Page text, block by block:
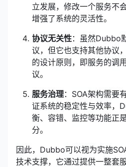
立发展，修改一个服务不
增强了系统的灵活性。
协议无关性：虽然Dubbo
议，但它也支持其他协议
的设计原则，即服务的调
议。
服务治理：SOA架构需要
证系统的稳定性与效率，
衡、容错、监控等功能正
分。
因此，Dubbo可以视为实施
技术支撑，它通过提供一整套